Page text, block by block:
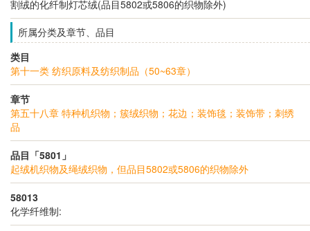
割绒的化纤制灯芯绒(品目5802或5806的织物除外)
所属分类及章节、品目
类目
第十一类 纺织原料及纺织制品（50~63章）
章节
第五十八章 特种机织物；簇绒织物；花边；装饰毯；装饰带；刺绣
品
品目「5801」
起绒机织物及绳绒织物，但品目5802或5806的织物除外
58013
化学纤维制: